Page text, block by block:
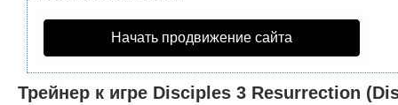
Начать продвижение сайта
Трейнер к игре Disciples 3 Resurrection